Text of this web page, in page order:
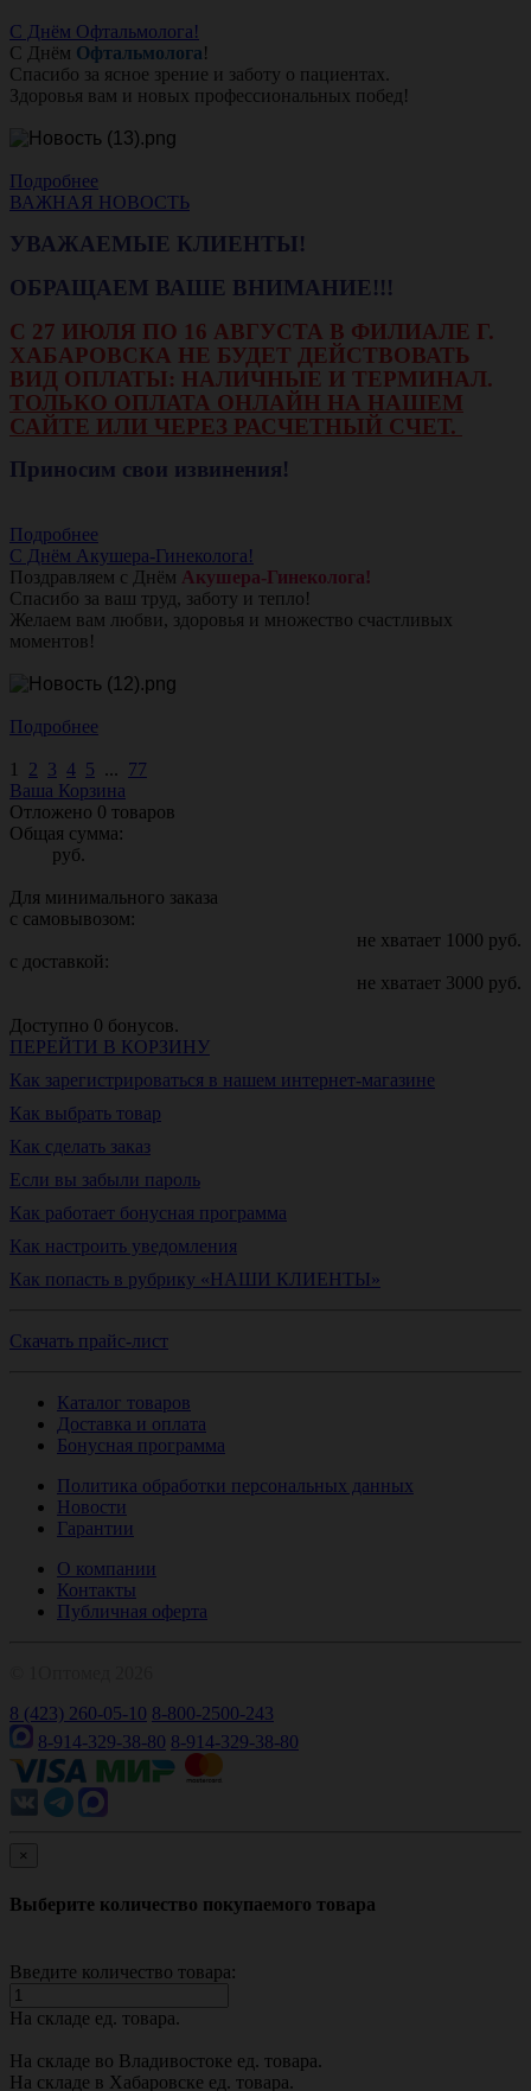
С Днём Офтальмолога!
С Днём Офтальмолога!
Спасибо за ясное зрение и заботу о пациентах.
Здоровья вам и новых профессиональных побед!
Подробнее
ВАЖНАЯ НОВОСТЬ
УВАЖАЕМЫЕ КЛИЕНТЫ!
ОБРАЩАЕМ ВАШЕ ВНИМАНИЕ!!!
С 27 ИЮЛЯ ПО 16 АВГУСТА В ФИЛИАЛЕ Г.
ХАБАРОВСКА НЕ БУДЕТ ДЕЙСТВОВАТЬ
ВИД ОПЛАТЫ: НАЛИЧНЫЕ И ТЕРМИНАЛ.
ТОЛЬКО ОПЛАТА ОНЛАЙН НА НАШЕМ
САЙТЕ ИЛИ ЧЕРЕЗ РАСЧЕТНЫЙ СЧЕТ.
Приносим свои извинения!
Подробнее
С Днём Акушера-Гинеколога!
Поздравляем с Днём Акушера-Гинеколога!
Спасибо за ваш труд, заботу и тепло!
Желаем вам любви, здоровья и множество счастливых
моментов!
Подробнее
1 2 3 4 5 ... 77
Ваша Корзина
Отложено 0 товаров
Общая сумма:
руб.
Для минимального заказа
с самовывозом:
не хватает 1000 руб.
с доставкой:
не хватает 3000 руб.
Доступно 0 бонусов.
ПЕРЕЙТИ В КОРЗИНУ
Как зарегистрироваться в нашем интернет-магазине
Как выбрать товар
Как сделать заказ
Если вы забыли пароль
Как работает бонусная программа
Как настроить уведомления
Как попасть в рубрику «НАШИ КЛИЕНТЫ»
Скачать прайс-лист
Каталог товаров
Доставка и оплата
Бонусная программа
Политика обработки персональных данных
Новости
Гарантии
О компании
Контакты
Публичная оферта
8 (423) 260-05-10 8-800-2500-243
8-914-329-38-80 8-914-329-38-80
×
Выберите количество покупаемого товара
Введите количество товара:
На складе ед. товара.
На складе во Владивостоке ед. товара.
На складе в Хабаровске ед. товара.